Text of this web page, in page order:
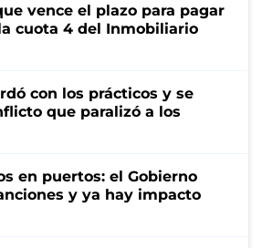
vence el plazo para pagar
cuota 4 del Inmobiliario
con los prácticos y se
que paralizó a los
en puertos: el Gobierno
y ya hay impacto